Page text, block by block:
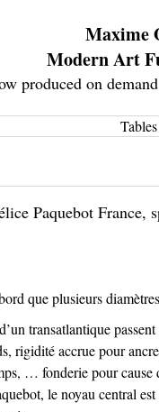
Maxime
Modern Art
produced on
Paquebot France,
que plusieurs
transatlantique
rigidité accrue pour
… fonderie pour
le noyau central